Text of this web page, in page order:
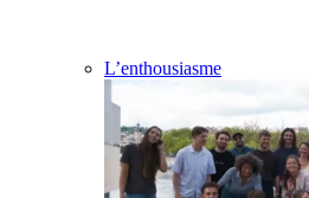
L’enthousiasme